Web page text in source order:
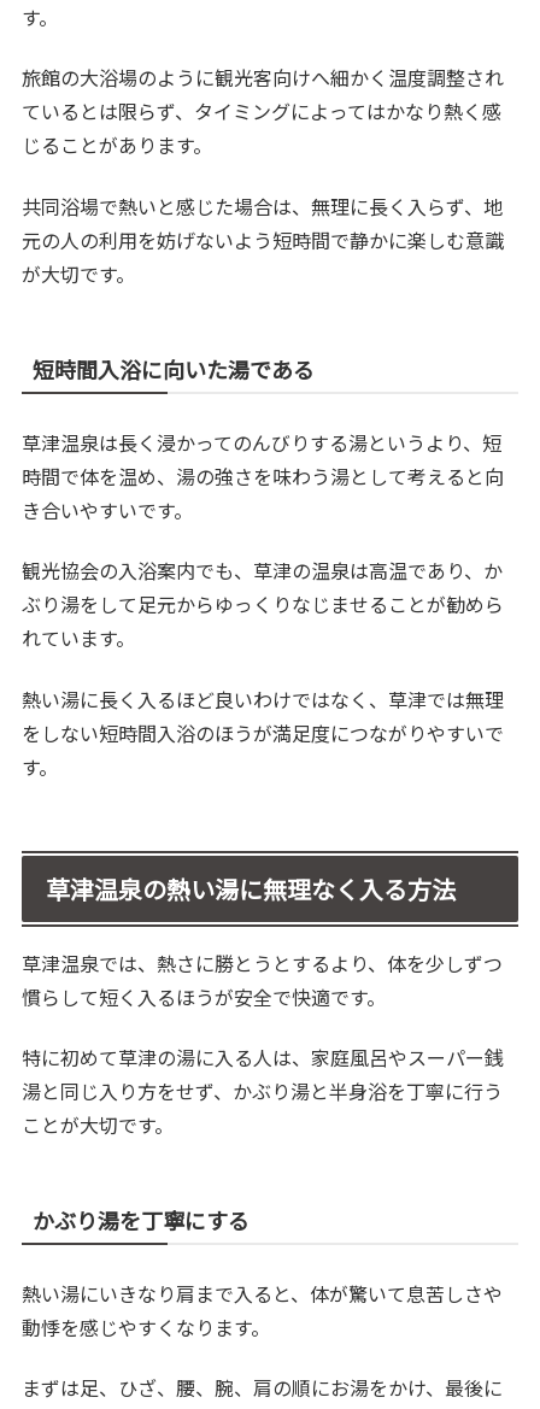
す。
旅館の大浴場のように観光客向けへ細かく温度調整され
ているとは限らず、タイミングによってはかなり熱く感
じることがあります。
共同浴場で熱いと感じた場合は、無理に長く入らず、地
元の人の利用を妨げないよう短時間で静かに楽しむ意識
が大切です。
短時間入浴に向いた湯である
草津温泉は長く浸かってのんびりする湯というより、短
時間で体を温め、湯の強さを味わう湯として考えると向
き合いやすいです。
観光協会の入浴案内でも、草津の温泉は高温であり、か
ぶり湯をして足元からゆっくりなじませることが勧めら
れています。
熱い湯に長く入るほど良いわけではなく、草津では無理
をしない短時間入浴のほうが満足度につながりやすいで
す。
草津温泉の熱い湯に無理なく入る方法
草津温泉では、熱さに勝とうとするより、体を少しずつ
慣らして短く入るほうが安全で快適です。
特に初めて草津の湯に入る人は、家庭風呂やスーパー銭
湯と同じ入り方をせず、かぶり湯と半身浴を丁寧に行う
ことが大切です。
かぶり湯を丁寧にする
熱い湯にいきなり肩まで入ると、体が驚いて息苦しさや
動悸を感じやすくなります。
まずは足、ひざ、腰、腕、肩の順にお湯をかけ、最後に